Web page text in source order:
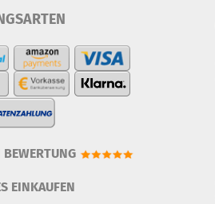
BEWERTUNG
EINKAUFEN